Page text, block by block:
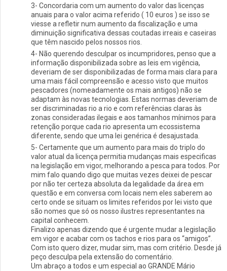
3- Concordaria com um aumento do valor das licenças
anuais para o valor acima referido ( 10 euros ) se isso se
viesse a refletir num aumento da fiscalização e uma
diminuição significativa dessas coutadas irreais e caseiras
que têm nascido pelos nossos rios.
4- Não querendo desculpar os incumpridores, penso que a
informação disponibilizada sobre as leis em vigência,
deveriam de ser disponibilizadas de forma mais clara para
uma mais fácil compreensão e acesso visto que muitos
pescadores (nomeadamente os mais antigos) não se
adaptam às novas tecnologias. Estas normas deveriam de
ser discriminadas rio a rio e com referências claras às
zonas consideradas ilegais e aos tamanhos mínimos para
retenção porque cada rio apresenta um ecossistema
diferente, sendo que uma lei genérica é desajustada.
5- Certamente que um aumento para mais do triplo do
valor atual da licença permitia mudanças mais especificas
na legislação em vigor, melhorando a pesca para todos. Por
mim falo quando digo que muitas vezes deixei de pescar
por não ter certeza absoluta da legalidade da área em
questão e em conversa com locais nem eles saberem ao
certo onde se situam os limites referidos por lei visto que
são nomes que só os nosso ilustres representantes na
capital conhecem.
Finalizo apenas dizendo que é urgente mudar a legislação
em vigor e acabar com os tachos e rios para os “amigos”.
Com isto quero dizer, mudar sim, mas com critério. Desde já
peço desculpa pela extensão do comentário.
Um abraço a todos e um especial ao GRANDE Mário